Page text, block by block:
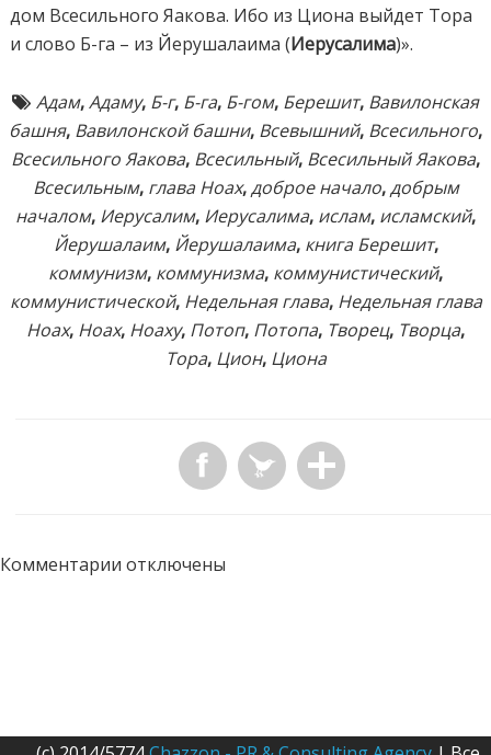
дом Всесильного Яакова. Ибо из Циона выйдет Тора
и слово Б-га – из Йерушалаима (Иерусалима)».
Адам,Адаму, Б-г, Б-га, Б-гом, Берешит, Вавилонская
башня, Вавилонской башни, Всевышний, Всесильного,
Всесильного Яакова, Всесильный, Всесильный Яакова,
Всесильным, глава Ноах,доброе начало,добрым
началом, Иерусалим, Иерусалима, ислам, исламский,
Йерушалаим, Йерушалаима, книга Берешит,
коммунизм, коммунизма, коммунистический,
коммунистической, Недельная глава, Недельная глава
Ноах, Ноах, Ноаху, Потоп, Потопа, Творец, Творца,
Тора, Цион, Циона
Комментарии отключены